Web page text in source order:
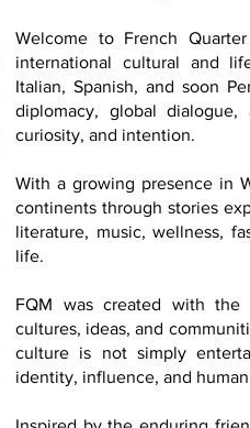
Welcome to French
international cultural and
Italian, Spanish, and soon
diplomacy, global
curiosity, and intention.
With a growing presence in
continents through stories
literature, music, wellness,
life.
FQM was created with the
cultures, ideas, and
culture is not simply
identity, influence, and